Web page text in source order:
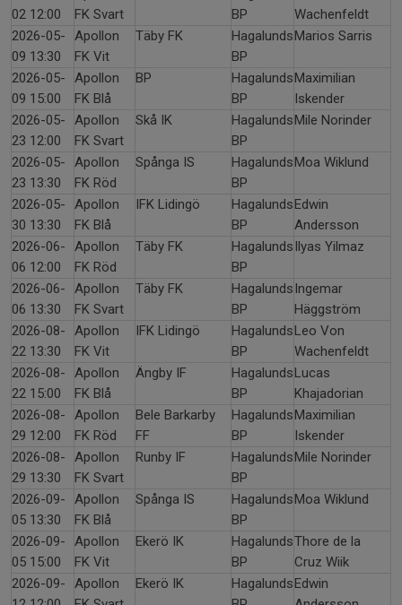
02 12:00
FK Svart
BP
Wachenfeldt
2026-05-
09 13:30
Apollon
FK Vit
Täby FK
Hagalunds
BP
Marios Sarris
2026-05-
09 15:00
Apollon
FK Blå
BP
Hagalunds
BP
Maximilian
Iskender
2026-05-
23 12:00
Apollon
FK Svart
Skå IK
Hagalunds
BP
Mile Norinder
2026-05-
23 13:30
Apollon
FK Röd
Spånga IS
Hagalunds
BP
Moa Wiklund
2026-05-
30 13:30
Apollon
FK Blå
IFK Lidingö
Hagalunds
BP
Edwin
Andersson
2026-06-
06 12:00
Apollon
FK Röd
Täby FK
Hagalunds
BP
Ilyas Yilmaz
2026-06-
06 13:30
Apollon
FK Svart
Täby FK
Hagalunds
BP
Ingemar
Häggström
2026-08-
22 13:30
Apollon
FK Vit
IFK Lidingö
Hagalunds
BP
Leo Von
Wachenfeldt
2026-08-
22 15:00
Apollon
FK Blå
Ängby IF
Hagalunds
BP
Lucas
Khajadorian
2026-08-
29 12:00
Apollon
FK Röd
Bele Barkarby
FF
Hagalunds
BP
Maximilian
Iskender
2026-08-
29 13:30
Apollon
FK Svart
Runby IF
Hagalunds
BP
Mile Norinder
2026-09-
05 13:30
Apollon
FK Blå
Spånga IS
Hagalunds
BP
Moa Wiklund
2026-09-
05 15:00
Apollon
FK Vit
Ekerö IK
Hagalunds
BP
Thore de la
Cruz Wiik
2026-09-
Apollon
Ekerö IK
HagalundsEdwin